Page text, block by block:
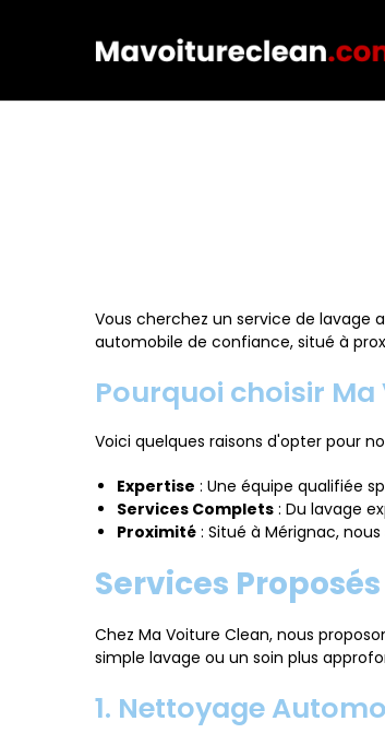
Vous cherchez un service de lavage
automobile de confiance, situé à
Pourquoi choisir Ma
Voici quelques raisons d'opter pour
Expertise : Une équipe qualifiée
Services Complets : Du lavage
Proximité : Situé à Mérignac,
Services
Chez Ma Voiture Clean, nous
simple lavage ou un soin plus
1. Nettoyage